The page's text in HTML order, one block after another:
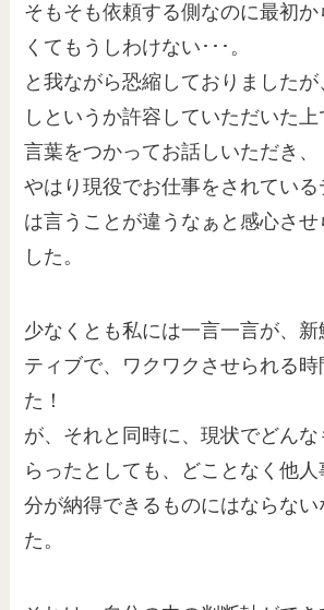
そもそも依頼する側なのに最初
くてもうしわけない･･･。
と我ながら恐縮しておりました
しというか許容していただいた
言葉をつかってお話しいただき、
やはり現役でお仕事をされてい
は言うことが違うなぁと感心さ
した。
少なくとも私には一言一言が、新
ティブで、ワクワクさせられる時
た！
が、それと同時に、現状でどんな
らったとしても、どことなく他
分が納得できるものにはならない
た。